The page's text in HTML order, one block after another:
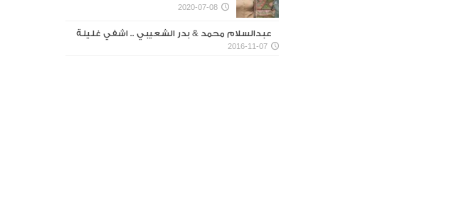
2020-07-08
عبدالسلام محمد & بدر الشعيبي .. اشفي غليلة
2016-11-07